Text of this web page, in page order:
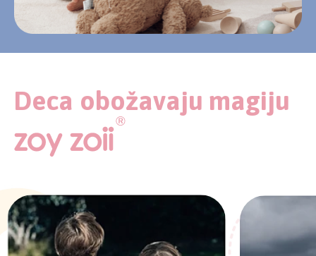
Deca obožavaju magiju